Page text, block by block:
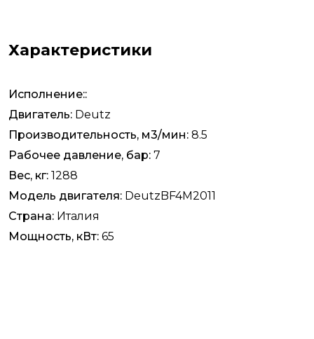
Характеристики
Исполнение::
Двигатель: Deutz
Производительность, м3/мин: 8.5
Рабочее давление, бар: 7
Вес, кг: 1288
Модель двигателя: DeutzBF4M2011
Страна: Италия
Мощность, кВт: 65